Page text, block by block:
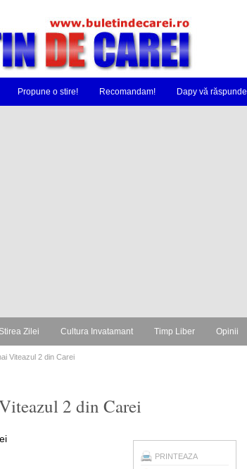
Propune o stire! Recomandam! Dapy vă răspunde
Stirea Zilei Cultura Invatamant Timp Liber Opinii
Viteazul 2 din Carei
2 din Carei
PRINTEAZA